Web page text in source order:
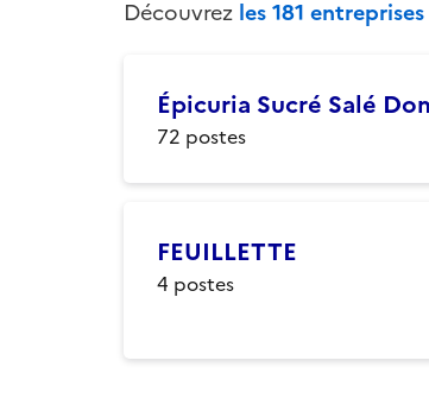
Découvrez les 181 entreprises
Épicuria Sucré Salé
72 postes
FEUILLETTE
4 postes